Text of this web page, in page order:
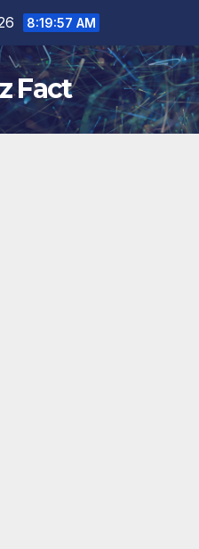
8:19:57 AM
Fact